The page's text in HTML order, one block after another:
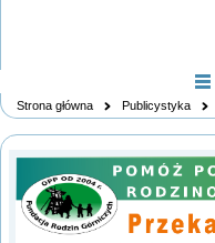
Strona główna Publicystyka